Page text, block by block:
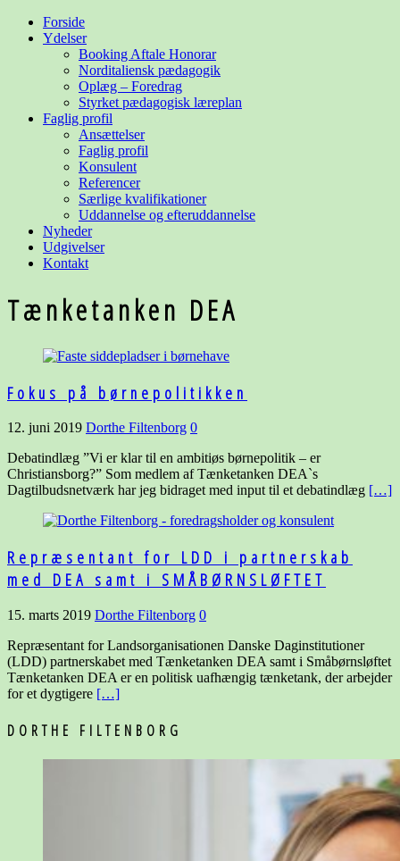
Forside
Ydelser
Booking Aftale Honorar
Norditaliensk pædagogik
Oplæg – Foredrag
Styrket pædagogisk læreplan
Faglig profil
Ansættelser
Faglig profil
Konsulent
Referencer
Særlige kvalifikationer
Uddannelse og efteruddannelse
Nyheder
Udgivelser
Kontakt
Tænketanken DEA
Fokus på børnepolitikken
12. juni 2019 Dorthe Filtenborg 0
Debatindlæg ”Vi er klar til en ambitiøs børnepolitik – er
Christiansborg?” Som medlem af Tænketanken DEA`s
Dagtilbudsnetværk har jeg bidraget med input til et debatindlæg […]
Repræsentant for LDD i partnerskab
med DEA samt i SMÅBØRNSLØFTET
15. marts 2019 Dorthe Filtenborg 0
Repræsentant for Landsorganisationen Danske Daginstitutioner
(LDD) partnerskabet med Tænketanken DEA samt i Småbørnsløftet
Tænketanken DEA er en politisk uafhængig tænketank, der arbejder
for et dygtigere […]
DORTHE FILTENBORG